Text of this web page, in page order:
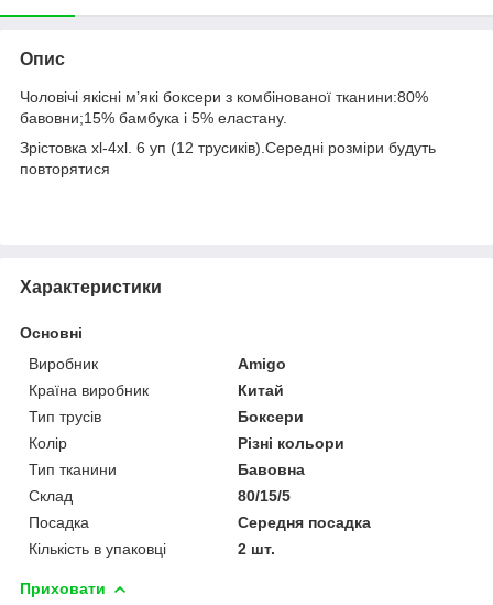
Опис
Чоловічі якісні мʼякі боксери з комбінованої тканини:80%
бавовни;15% бамбука і 5% еластану.
Зрістовка xl-4xl. 6 уп (12 трусиків).Середні розміри будуть
повторятися
Характеристики
Основні
Виробник
Amigo
Країна виробник
Китай
Тип трусів
Боксери
Колір
Різні кольори
Тип тканини
Бавовна
Склад
80/15/5
Посадка
Середня посадка
Кількість в упаковці
2 шт.
Приховати